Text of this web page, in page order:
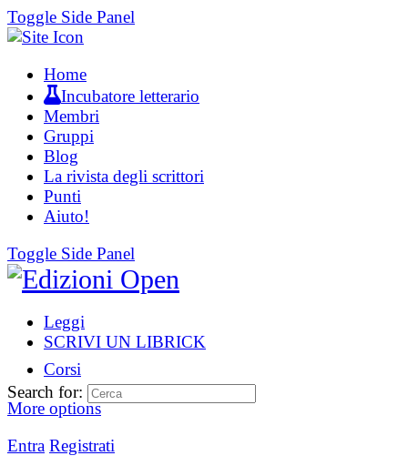
Toggle Side Panel
Home
Incubatore letterario
Membri
Gruppi
Blog
La rivista degli scrittori
Punti
Aiuto!
Toggle Side Panel
Leggi
SCRIVI UN LIBRICK
Corsi
More options
Entra Registrati
Search for: